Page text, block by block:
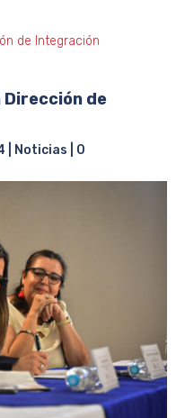
de Integración
Dirección de
Noticias
0